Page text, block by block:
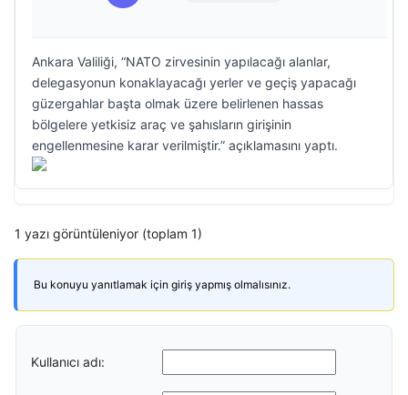
Ankara Valiliği, “NATO zirvesinin yapılacağı alanlar,
delegasyonun konaklayacağı yerler ve geçiş yapacağı
güzergahlar başta olmak üzere belirlenen hassas
bölgelere yetkisiz araç ve şahısların girişinin
engellenmesine karar verilmiştir.” açıklamasını yaptı.
1 yazı görüntüleniyor (toplam 1)
Bu konuyu yanıtlamak için giriş yapmış olmalısınız.
Kullanıcı adı: